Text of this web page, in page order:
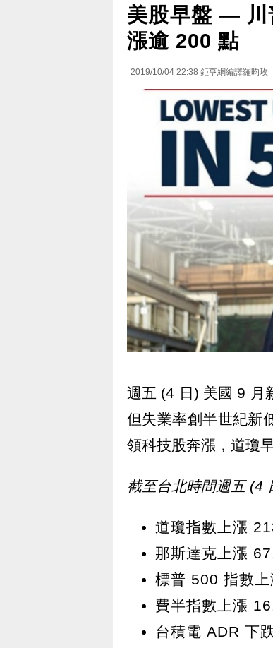
美股早盤 — 川
漲逾 200 點
2019/10/04 22:38 鉅亨網編譯羅昀玫
週五 (4 日) 美國 9 月
但失業率創半世紀新
領科技股奔漲，道瓊
截至台北時間週五 (4
道瓊指數上漲
那斯達克上漲
標普 500 指數
費半指數上漲
台積電 ADR 下